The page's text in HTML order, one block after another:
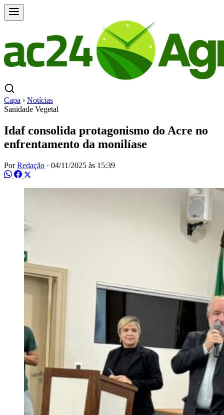
Capa › Notícias
Sanidade Vegetal
Idaf consolida protagonismo do Acre no
enfrentamento da monilíase
PorRedação · 04/11/2025 às 15:39